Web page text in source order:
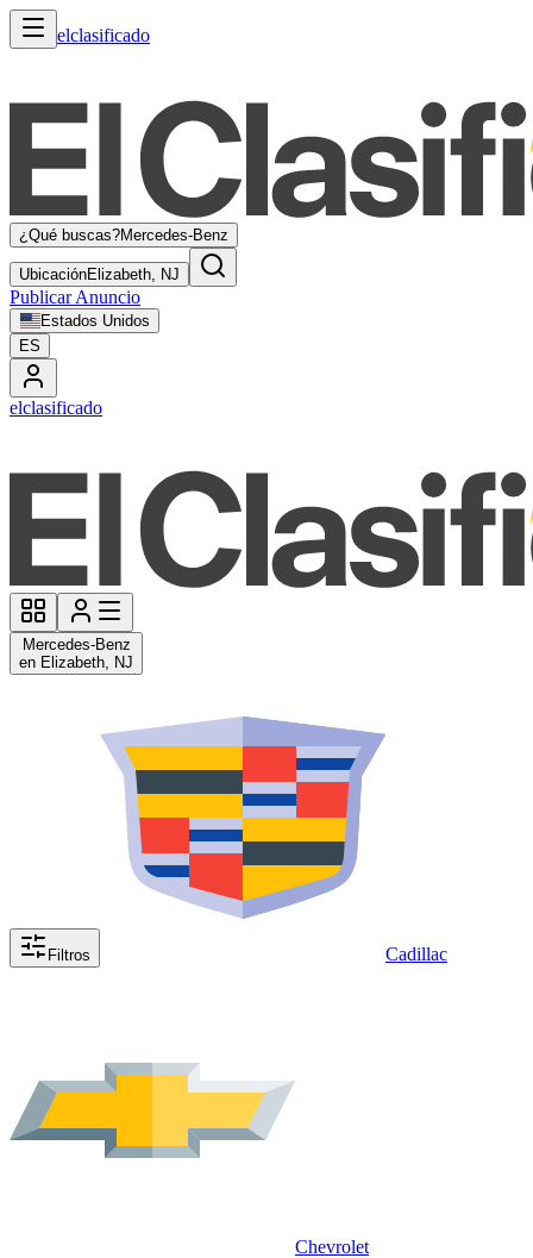
elclasificado
¿Qué buscas?Mercedes-Benz
UbicaciónElizabeth, NJ
Publicar Anuncio
Estados Unidos
ES
elclasificado
Mercedes-Benz
en Elizabeth, NJ
Filtros Cadillac
Chevrolet